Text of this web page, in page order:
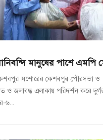
মানুষের পাশে এমপি
কেশবপুর পৌরসভা ও
ও জলাবদ্ধ এলাকায় পরিদর্শন করে
৬...